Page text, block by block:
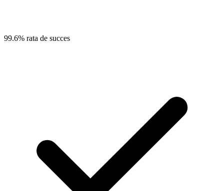
99.6% rata de succes